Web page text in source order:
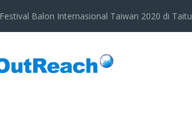
Festival Balon Internasional Taiwan 2020 di